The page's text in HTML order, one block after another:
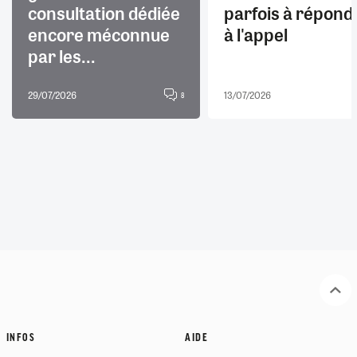
consultation dédiée
encore méconnue
par les...
29/07/2026 8
parfois à
à l'appel
13/07/2026
INFOS AIDE